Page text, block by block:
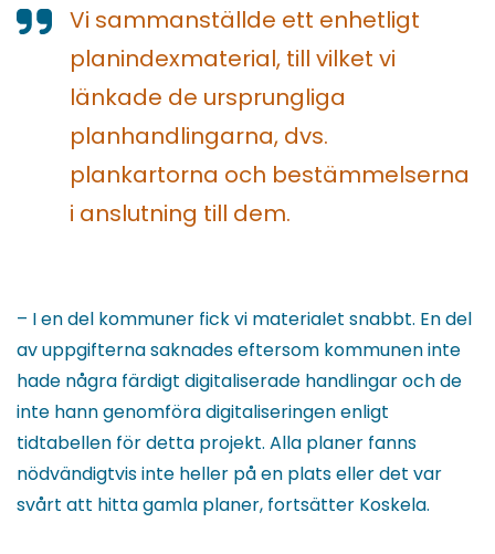
Vi sammanställde ett enhetligt
planindexmaterial, till vilket vi
länkade de ursprungliga
planhandlingarna, dvs.
plankartorna och bestämmelserna
i anslutning till dem.
– I en del kommuner fick vi materialet snabbt. En del
av uppgifterna saknades eftersom kommunen inte
hade några färdigt digitaliserade handlingar och de
inte hann genomföra digitaliseringen enligt
tidtabellen för detta projekt. Alla planer fanns
nödvändigtvis inte heller på en plats eller det var
svårt att hitta gamla planer, fortsätter Koskela.